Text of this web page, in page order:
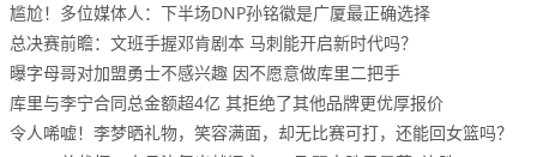
尴尬！多位媒体人：下半场DNP孙铭徽是广厦最正确选择
总决赛前瞻：文班手握邓肯剧本 马刺能开启新时代吗？
曝字母哥对加盟勇士不感兴趣 因不愿意做库里二把手
库里与李宁合同总金额超4亿 其拒绝了其他品牌更优厚报价
令人唏嘘！李梦晒礼物，笑容满面，却无比赛可打，还能回女篮吗？